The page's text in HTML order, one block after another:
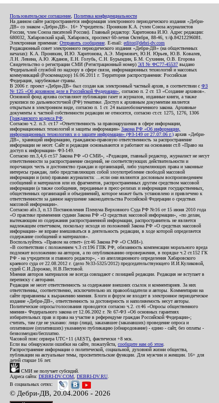
Пользовательское соглашение Политика конфиденциальности
На данном сайте распространяется информация электронного периодического издания «Дебри-
ДВ» со знаком «Дебри-ДВ». 16+ Учредитель: Пронякин К.А. (член Союза журналистов
России, член Союза писателей России). Главный редактор: Харитонова И.Ю. Адрес редакции:
680032, Хабаровский край, Хабаровск, проспект 60-летия Октября, 88-46, т./ф.84212296081.
Электронная приемная: Отправить сообщение . E-mail: editor@debri-dv.com
Редакционный совет электронного периодического издания «Дебри-ДВ» (на общественных
началах): К.А. Пронякин, И.Ю. Харитонова, А.Э. Мирмович, Ю.Н. Юрьев, Ю.В. Ковалев,
Л.Н. Левина, А.Ю. Жданов, Е.Н. Голубь, С.Н. Бурындин, Б.М. Сухинин, О.В. Егорова
Свидетельство о регистрации СМИ (Регистрационный номер) ЭЛ № ФС77-45537 выдано
Федеральной службой по надзору в сфере связи, информационных технологий и массовых
коммуникаций (Роскомнадзор) 16.06.2011 г. Территория распространения: Российская
Федерация, зарубежные страны.
В 2006 г. проект «Дебри-ДВ» был создан как электронный частный архив, в соответствии с ФЗ
№ 125 «Об архивном деле в Российской Федерации» , согласно п. 2 ст. 13 «Создание архивов».
Основной фонд архива составляют публикации газет и журналов, изданные книги, а также
рукописи по дальневосточной (РФ) тематике. Доступ к архивным документам является
открытым в электронном виде, согласно п. 1 ст. 24 вышеобозначенного закона. Архивные
документы к частной собственности редакции не относятся, согласно ст.ст. 1275, 1276, 1306
Гражданского кодекса РФ
Согласно ч.2. п.3. ст.17 «Ответственность за правонарушения в сфере информации,
информационных технологий и защиты информации» Закона РФ «Об информации,
информационных технологиях и о защите информации» (ФЗ-149 от 27.07.06 г.) архив «Дебри-
ДВ», хранящий информацию, гражданско-правовую ответственность за распространение
информации не несет. Сайт и редакция основываются и работают на основании ст.8 «Право на
доступ к информации» ФЗ-149.
Согласно пп.3,4,6 ст.57 Закона РФ «О СМИ», «Редакция, главный редактор, журналист не несут
ответственности за распространение сведений, не соответствующих действительности и
порочащих честь и достоинство граждан и организаций, либо ущемляющих права и законные
интересы граждан, либо представляющих собой злоупотребление свободой массовой
информации и (или) правами журналиста: ...если они являются дословным воспроизведением
сообщений и материалов или их фрагментов, распространенных другим средством массовой
информации (а также сообщения, переданные в пресс-релизах и информация государственных,
общественных организаций и объединений), которое может быть установлено и привлечено к
ответственности за данное нарушение законодательства Российской Федерации о средствах
массовой информации».
Согласно абз.3, п.13 Постановления Пленума Верховного Суда РФ №16 от 15 июня 2010 года
«О практике применения судами Закона РФ «О средствах массовой информации», «по делам,
вытекающим из содержания распространенной информации, распространитель не является
надлежащим ответчиком, поскольку исходя из положений Закона РФ «О средствах массовой
информации» не вправе вмешиваться в деятельность редакции, в ходе которой определяется
содержание сообщений и материалов».
Воспользуйтесь «Правом на ответ» (ст.46 Закона РФ «О СМИ»).
«В соответствии с положением ч.3 ст.196 ГПК РФ, обязанность компенсации морального вреда
подлежит возложению на авторов, а по опубликованию опровержения, в порядке ч.2 ст.152 ГК
РФ - на учредителя и главного редактор», - из апелляционного определения Хабаровского
краевого суда от 22.08.2012 г. (дело №33-5325/2012) председательствующего И.И.Куликовой,
судей С.И.Дорожко, Н.В.Пестовой.
Мнения авторов материалов не всегда совпадают с позицией редакции. Редакция не вступает в
переписку с авторами.
Редакция не несет ответственность за содержание внешних ссылок и комментариев. За них
ответственны, соответственно, исключительно их правообладатели и авторы. Комментарии на
сайте приравнены к выражению мнения. Блоги и форум не входят в электронное периодическое
издание «Дебри-ДВ», ответственность за достоверность и наполняемость несут авторы.
Политические опросы/голосования проводятся согласно ч.2. ст.46 «Опросы общественного
мнения» Федерального закона от 12.06.2002 г. № 67-ФЗ «Об основных гарантиях
избирательных прав и права на участие в референдуме граждан Российской Федерации»;
считать, там где не указано: лицо (лица), заказавшее (заказавших) проведение опроса и
оплатившее (оплативших) указанную публикацию (обнародование) - едино - сайт, без оплаты -
безвозмездно/бесплатно.
Часовой пояс сервера UTC+11 (AEST), фактически +8 мск.
Если вы обнаружили ошибки на сайте, пожалуйста, сообщите нам об этом
Распространение информации о политической, социальной, духовной жизни общества,
публикации на актуальные темы, просветительские функции. Для мужчин и женщин. 16+ для
детей старше 16 лет.
СМИ не получает субсидий.
Адреса сайта: DEBRI-DV.COM DEBRI-DV.RU
В социальных сетях:
© Дебри-ДВ, 20.04.2006 - 2026